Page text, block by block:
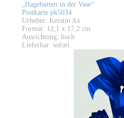
„Hagebutten in der Vase“
Postkarte pk5034
Urheber: Kerstin Ax
Format: 12,1 x 17,2 cm
Ausrichtung: hoch
Lieferbar: sofort